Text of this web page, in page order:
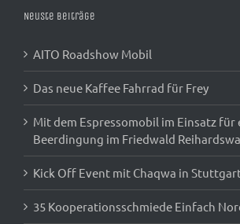
Neuste Beiträge
AITO Roadshow Mobil
Das neue Kaffee Fahrrad für Frey
Mit dem Espressomobil im Einsatz für
Beerdingung im Friedwald
Kick Off Event mit Chaqwa in
35 Kooperationsschmiede Einfach